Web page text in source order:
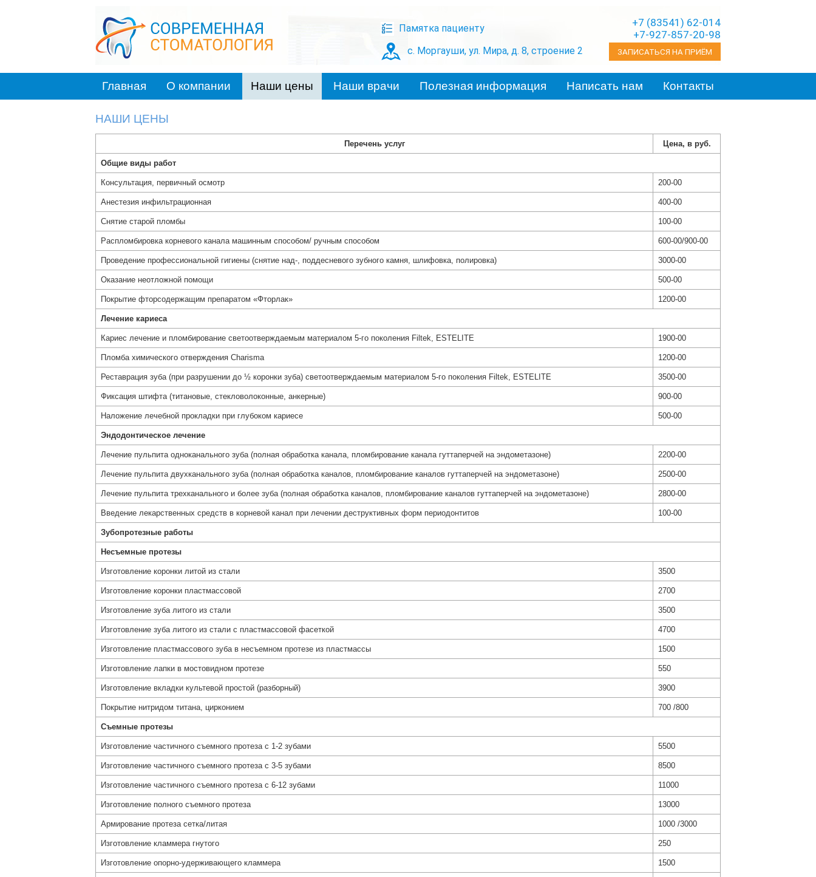
Памятка пациенту
+7 (83541) 62-014
+7-927-857-20-98
с. Моргауши, ул. Мира, д. 8, строение 2 ЗАПИСАТЬСЯ НА ПРИЁМ
Главная О компании Наши цены Наши врачи Полезная информация Написать нам Контакты
НАШИ ЦЕНЫ
Перечень услуг Цена, в руб.
Общие виды работ
Консультация, первичный осмотр 200-00
Анестезия инфильтрационная 400-00
Снятие старой пломбы 100-00
Распломбировка корневого канала машинным способом/ ручным способом 600-00/900-00
Проведение профессиональной гигиены (снятие над-, поддесневого зубного камня, шлифовка, полировка) 3000-00
Оказание неотложной помощи 500-00
Покрытие фторсодержащим препаратом «Фторлак» 1200-00
Лечение кариеса
Кариес лечение и пломбирование светоотверждаемым материалом 5-го поколения Filtek, ESTELITE 1900-00
Пломба химического отверждения Сharisma 1200-00
Реставрация зуба (при разрушении до ½ коронки зуба) светоотверждаемым материалом 5-го поколения Filtek, ESTELITE 3500-00
Фиксация штифта (титановые, стекловолоконные, анкерные) 900-00
Наложение лечебной прокладки при глубоком кариесе 500-00
Эндодонтическое лечение
Лечение пульпита одноканального зуба (полная обработка канала, пломбирование канала гуттаперчей на эндометазоне) 2200-00
Лечение пульпита двухканального зуба (полная обработка каналов, пломбирование каналов гуттаперчей на эндометазоне) 2500-00
Лечение пульпита трехканального и более зуба (полная обработка каналов, пломбирование каналов гуттаперчей на эндометазоне) 2800-00
Введение лекарственных средств в корневой канал при лечении деструктивных форм периодонтитов 100-00
Зубопротезные работы
Несъемные протезы
Изготовление коронки литой из стали 3500
Изготовление коронки пластмассовой 2700
Изготовление зуба литого из стали 3500
Изготовление зуба литого из стали с пластмассовой фасеткой 4700
Изготовление пластмассового зуба в несъемном протезе из пластмассы 1500
Изготовление лапки в мостовидном протезе 550
Изготовление вкладки культевой простой (разборный) 3900
Покрытие нитридом титана, цирконием 700 /800
Съемные протезы
Изготовление частичного съемного протеза с 1-2 зубами 5500
Изготовление частичного съемного протеза с 3-5 зубами 8500
Изготовление частичного съемного протеза с 6-12 зубами 11000
Изготовление полного съемного протеза 13000
Армирование протеза сетка/литая 1000 /3000
Изготовление кламмера гнутого 250
Изготовление опорно-удерживающего кламмера 1500